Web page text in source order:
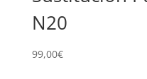
N20
99,00€